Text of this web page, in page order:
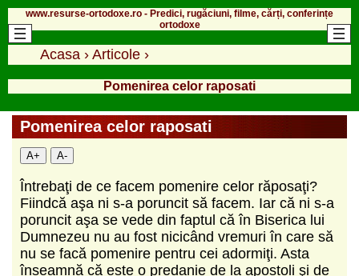
www.resurse-ortodoxe.ro - Predici, rugăciuni, filme, cărți, conferințe
ortodoxe
Acasa › Articole ›
Pomenirea celor raposati
Pomenirea celor raposati
A+ A-
Întrebaţi de ce facem pomenire celor răposaţi?
Fiindcă aşa ni s-a poruncit să facem. Iar că ni s-a
poruncit aşa se vede din faptul că în Biserica lui
Dumnezeu nu au fost nicicând vremuri în care să
nu se facă pomenire pentru cei adormiţi. Asta
înseamnă că este o predanie de la apostoli şi de